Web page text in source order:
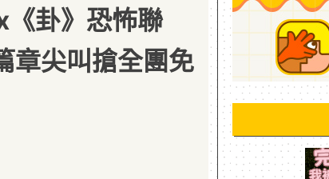
《卦》恐怖聯
章尖叫搶全團免